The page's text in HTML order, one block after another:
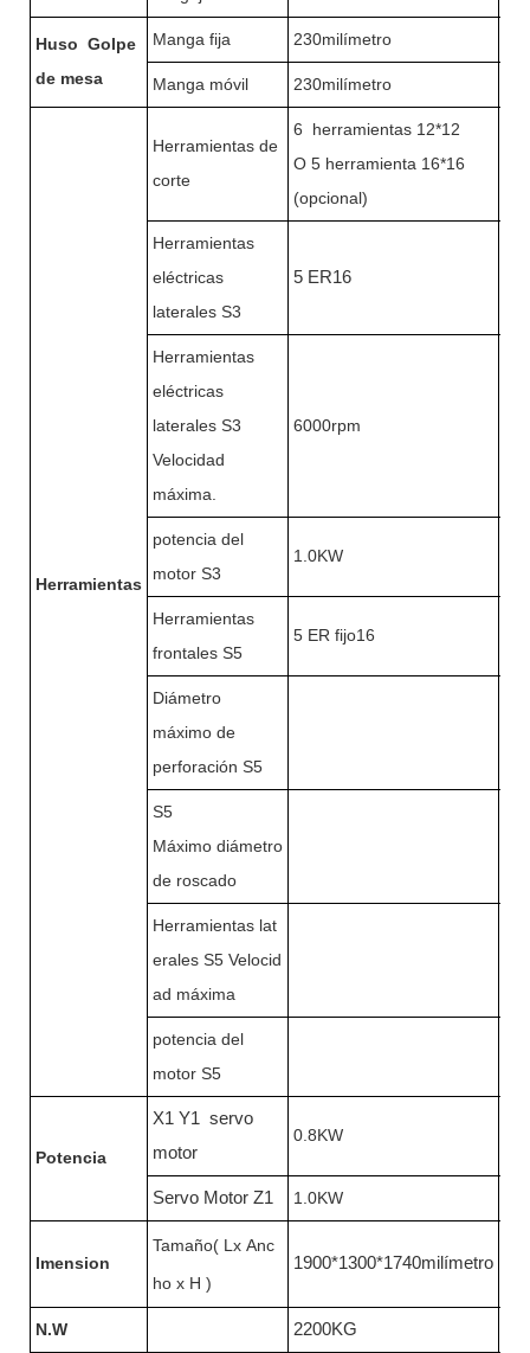
Huso Golpe
de mesa
Manga fija 230milímetro
Manga móvil 230milímetro
Herramientas
Herramientas de
corte
6 herramientas 12*12
O 5 herramienta 16*16
(opcional)
Herramientas
eléctricas
laterales S3
5 ER16
Herramientas
eléctricas
laterales S3
Velocidad
máxima.
6000rpm
potencia del
motor S3
1.0KW
Herramientas
frontales S5
5 ER fijo16
Diámetro
máximo de
perforación S5
S5
Máximo diámetro
de roscado
Herramientas lat
erales S5 Velocid
ad máxima
potencia del
motor S5
Potencia
X1 Y1 servo
motor
0.8KW
Servo Motor Z1 1.0KW
Imension
Tamaño( Lx Anc
ho x H )
1900*1300*1740milímetro
N.W 2200KG